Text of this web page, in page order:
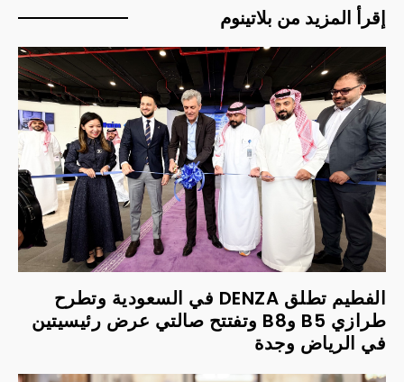
إقرأ المزيد من بلاتينوم
الفطيم تطلق DENZA في السعودية وتطرح
طرازي B5 وB8 وتفتتح صالتي عرض رئيسيتين
في الرياض وجدة